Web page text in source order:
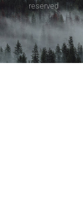
reserved